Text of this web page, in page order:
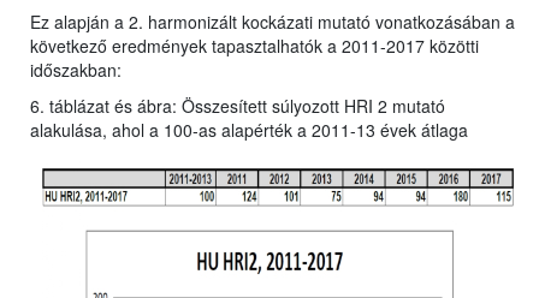
Ez alapján a 2. harmonizált kockázati mutató vonatkozásában a
következő eredmények tapasztalhatók a 2011-2017 közötti
időszakban:
6. táblázat és ábra: Összesített súlyozott HRI 2 mutató
alakulása, ahol a 100-as alapérték a 2011-13 évek átlaga